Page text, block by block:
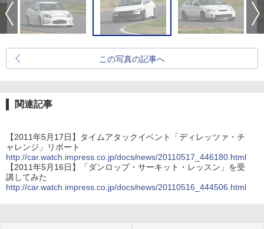
この写真の記事へ
関連記事
【2011年5月17日】タイムアタックイベント「ディレッツァ・チ
ャレンジ」リポート
http://car.watch.impress.co.jp/docs/news/20110517_446180.html
【2011年5月16日】「ダンロップ・サーキット・レッスン」を受
講してみた
http://car.watch.impress.co.jp/docs/news/20110516_444506.html